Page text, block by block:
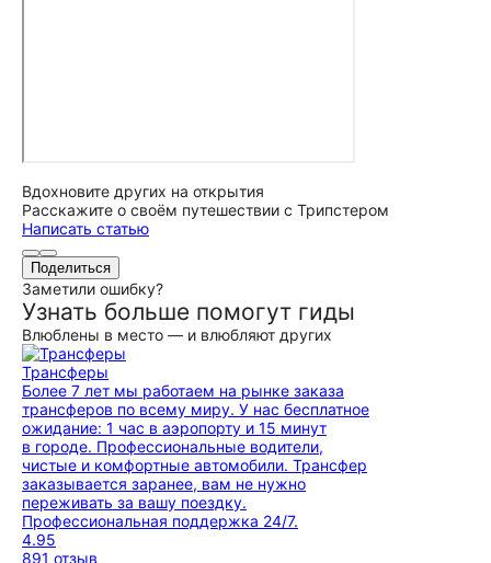
Вдохновите других на открытия
Расскажите о своём путешествии с Трипстером
Написать статью
Поделиться
Заметили ошибку?
Узнать больше помогут гиды
Влюблены в место — и влюбляют других
Трансферы
Более 7 лет мы работаем на рынке заказа
трансферов по всему миру. У нас бесплатное
ожидание: 1 час в аэропорту и 15 минут
в городе. Профессиональные водители,
чистые и комфортные автомобили. Трансфер
заказывается заранее, вам не нужно
переживать за вашу поездку.
Профессиональная поддержка 24/7.
4.95
891 отзыв